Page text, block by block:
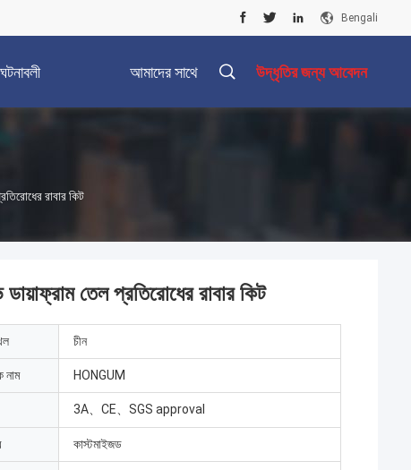
Bengali
ঘটনাবলী আমাদের সাথে উদ্ধৃতির জন্য আবেদন
রাবার কিট
তেল প্রতিরোধের রাবার কিট
চীন
নাম HONGUM
3A、CE、SGS approval
কাস্টমাইজড